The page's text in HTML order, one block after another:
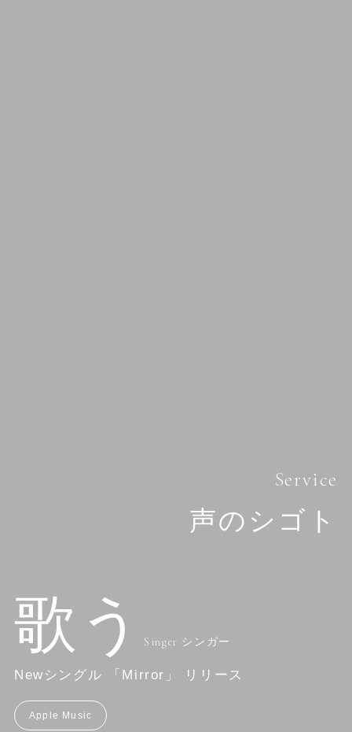
Service
声のシゴト
歌う Singer シンガー
Newシングル 「Mirror」 リリース
Apple Music